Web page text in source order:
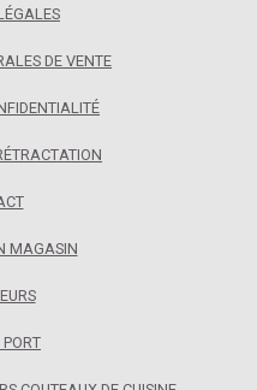
DE VENTE
MAGASIN
PORT